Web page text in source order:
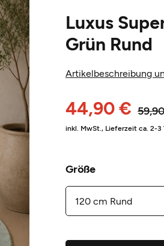
Luxus
Grün Rund
Artikelbeschreibung
44,90 €
inkl. MwSt., Lieferzeit ca. 2-3
Größe